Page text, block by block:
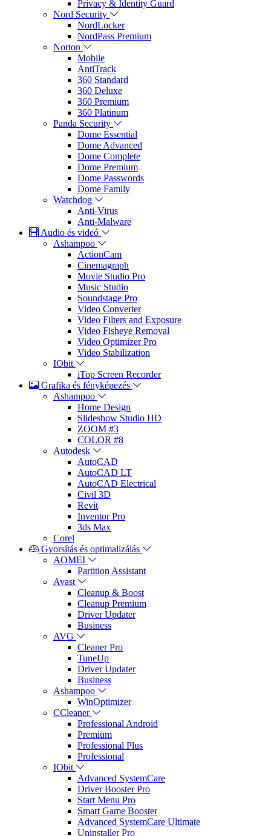
Privacy & Identity Guard
Nord Security
NordLocker
NordPass Premium
Norton
Mobile
AntiTrack
360 Standard
360 Deluxe
360 Premium
360 Platinum
Panda Security
Dome Essential
Dome Advanced
Dome Complete
Dome Premium
Dome Passwords
Dome Family
Watchdog
Anti-Virus
Anti-Malware
Audio és videó
Ashampoo
ActionCam
Cinemagraph
Movie Studio Pro
Music Studio
Soundstage Pro
Video Converter
Video Filters and Exposure
Video Fisheye Removal
Video Optimizer Pro
Video Stabilization
IObit
iTop Screen Recorder
Grafika és fényképezés
Ashampoo
Home Design
Slideshow Studio HD
ZOOM #3
COLOR #8
Autodesk
AutoCAD
AutoCAD LT
AutoCAD Electrical
Civil 3D
Revit
Inventor Pro
3ds Max
Corel
Gyorsítás és optimalizálás
AOMEI
Partition Assistant
Avast
Cleanup & Boost
Cleanup Premium
Driver Updater
Business
AVG
Cleaner Pro
TuneUp
Driver Updater
Business
Ashampoo
WinOptimizer
CCleaner
Professional Android
Premium
Professional Plus
Professional
IObit
Advanced SystemCare
Driver Booster Pro
Start Menu Pro
Smart Game Booster
Advanced SystemCare Ultimate
Uninstaller Pro